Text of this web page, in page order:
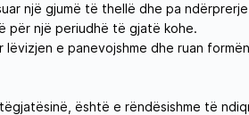
një gjumë të thellë dhe pa
për një periudhë të gjatë kohe.
e panevojshme dhe ruan
është e rëndësishme të